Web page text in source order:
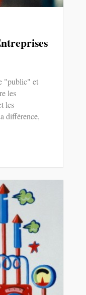
"public" et
les
les
différence,